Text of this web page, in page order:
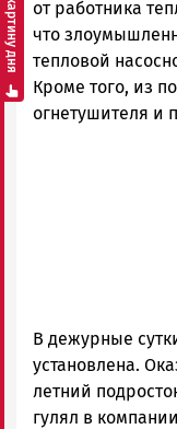
Карелии
|
Петрозаводск
ГОВОРИТ
от работника
что
тепловой
Кроме того, из
огнетушителя и
В дежурные
установлена.
летний
гулял в